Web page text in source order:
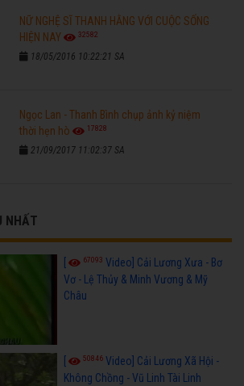
NỮ NGHỆ SĨ THANH HẰNG VỚI CUỘC SỐNG
HIỆN NAY
32582
18/05/2016 10:22:21 SA
Ngọc Lan - Thanh Bình chụp ảnh kỷ niệm
thời hẹn hò
17828
21/09/2017 11:02:37 SA
NHẤT
[ 67093 Video] Cải Lương Xưa - Bơ
Vơ - Lệ Thủy & Minh Vương & Mỹ
Châu
50846 Video] Cải Lương Xã Hội -
Không Chồng - Vũ Linh Tài Linh